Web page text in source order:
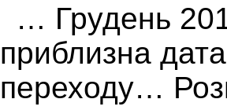
… Грудень
приблизна
переходу…